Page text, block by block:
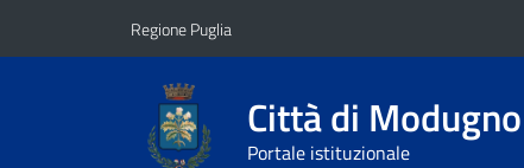
Regione Puglia
Città di Modugno
Portale istituzionale